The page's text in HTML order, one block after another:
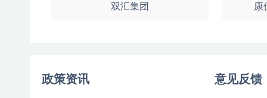
双汇集团 康
政策资讯 意见反馈